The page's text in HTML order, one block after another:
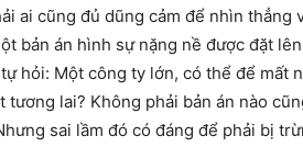
ai cũng đủ dũng cảm để nhìn thẳng
bản án hình sự nặng nề được đặt
hỏi: Một công ty lớn, có thể để mất
lai? Không phải bản án nào
sai lầm đó có đáng để phải bị